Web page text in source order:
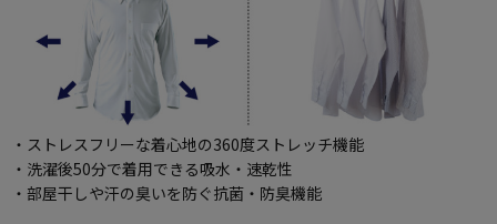
・ストレスフリーな着心地の360度ストレッチ機能
・洗濯後50分で着用できる吸水・速乾性
・部屋干しや汗の臭いを防ぐ抗菌・防臭機能